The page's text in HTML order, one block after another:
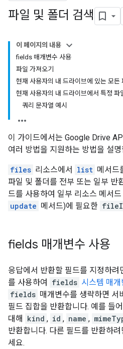
파일 및 폴더 검색
이 페이지의 내용
fields 매개변수 사용
파일 가져오기
현재 사용자의 내 드라이브에 있는 모든
현재 사용자의 내 드라이브에서 특정 파
쿼리 문자열 예시
이 가이드에서는 Google Drive
여러 방법을 지원하는 방법을 설명
files 리소스에서 list 메서드
파일 및 폴더를 전부 또는 일부 반
드를 사용하여 일부 리소스 메서드
update 메서드)에 필요한
fields 매개변수 사용
응답에서 반환할 필드를 지정하려
를 사용하여
fields 시스템 매개
fields 매개변수를 생략하면 서
필드 집합을 반환합니다. 예를 들어
대해
kind , id , name ,
반환합니다. 다른 필드를 반환하려
세요.